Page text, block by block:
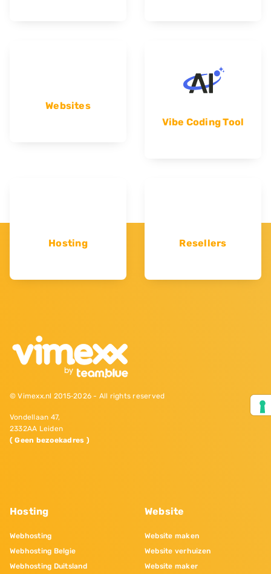
Websites
Vibe Coding Tool
Hosting Resellers
© Vimexx.nl 2015‐2026 - All rights reserved
Vondellaan 47,
2332AA Leiden
( Geen bezoekadres )
Hosting
Webhosting
Webhosting Belgie
Webhosting Duitsland
Website
Website maken
Website verhuizen
Website maker